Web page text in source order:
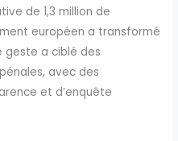
de 1,3 million de
européen a transformé
geste a ciblé des
avec des
et d’enquête